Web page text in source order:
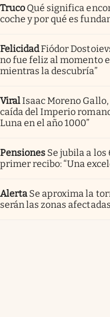
Truco Qué significa
coche y por qué es
FelicidadFiódor
no fue feliz al momento
mientras la descubría”
ViralIsaac Moreno
caída del Imperio
Luna en el año 1000”
Pensiones Se jubila a los
primer recibo: “Una
Alerta Se aproxima la
serán las zonas